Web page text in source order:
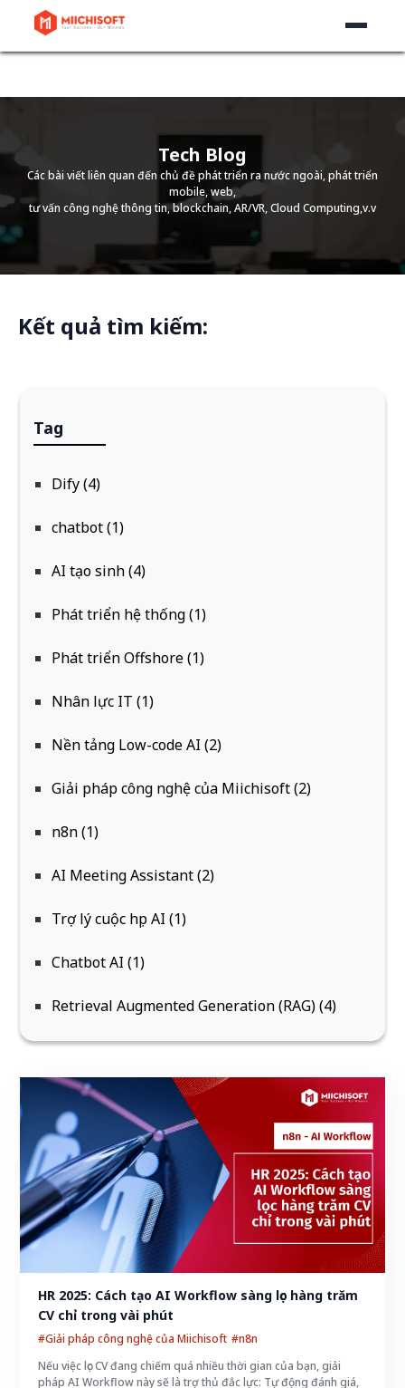
Tech Blog
Các bài viết liên quan đến chủ đề phát triển ra nước ngoài, phát triển
mobile, web,
tư vấn công nghệ thông tin, blockchain, AR/VR, Cloud Computing,v.v
Kết quả tìm kiếm:
Tag
Dify (4)
chatbot (1)
AI tạo sinh (4)
Phát triển hệ thống (1)
Phát triển Offshore (1)
Nhân lực IT (1)
Nền tảng Low-code AI (2)
Giải pháp công nghệ của Miichisoft (2)
n8n (1)
AI Meeting Assistant (2)
Trợ lý cuộc họp AI (1)
Chatbot AI (1)
Retrieval Augmented Generation (RAG) (4)
HR 2025: Cách tạo AI Workflow sàng lọc hàng trăm
CV chỉ trong vài phút
#Giải pháp công nghệ của Miichisoft #n8n
Nếu việc lọc CV đang chiếm quá nhiều thời gian của bạn, giải
pháp AI Workflow này sẽ là trợ thủ đắc lực: Tự động đánh giá,